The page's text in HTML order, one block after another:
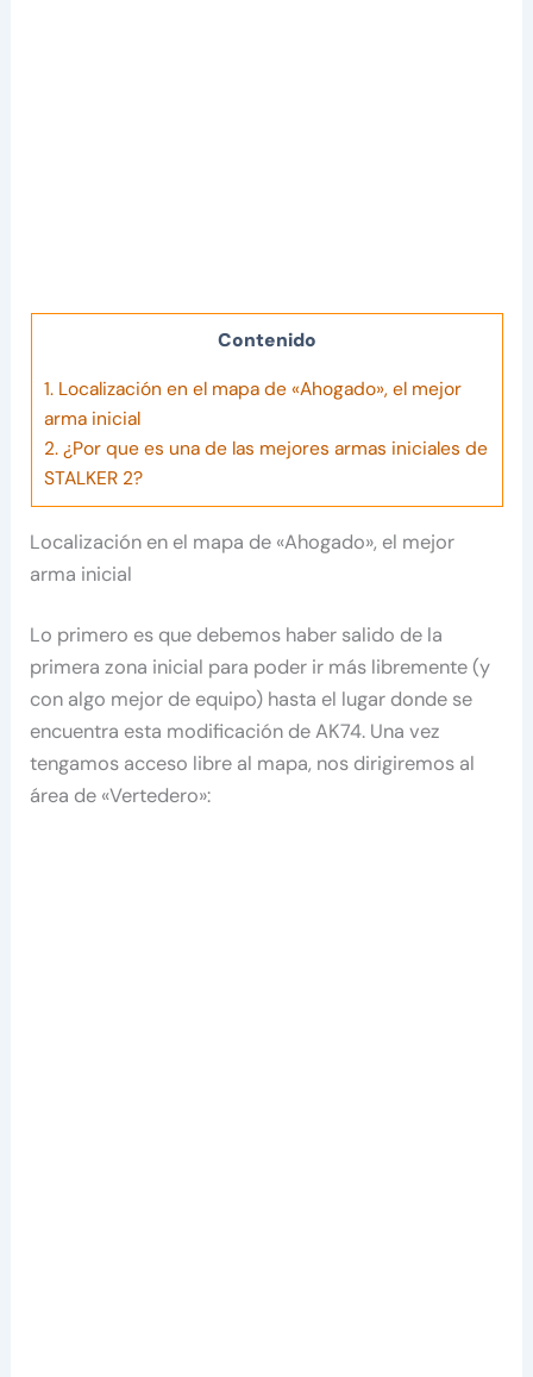
Contenido
1.Localización en el mapa de «Ahogado», el mejor
arma inicial
2.¿Por que es una de las mejores armas iniciales de
STALKER 2?
Localización en el mapa de «Ahogado», el mejor
arma inicial
Lo primero es que debemos haber salido de la
primera zona inicial para poder ir más libremente (y
con algo mejor de equipo) hasta el lugar donde se
encuentra esta modificación de AK74. Una vez
tengamos acceso libre al mapa, nos dirigiremos al
área de «Vertedero»: